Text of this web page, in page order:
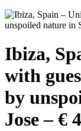
Ibiza,
with
by
Jose – €